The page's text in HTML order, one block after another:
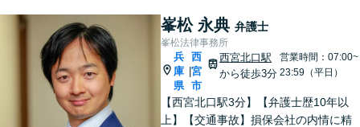
峯松 永典 弁護士
峯松法律事務所
兵
庫
県
|
西
宮
市
西宮北口駅
から徒歩3分
営業時間：07:00~
23:59（平日）
【西宮北口駅3分】【弁護士歴10年以
上】【交通事故】損保会社の内情に精